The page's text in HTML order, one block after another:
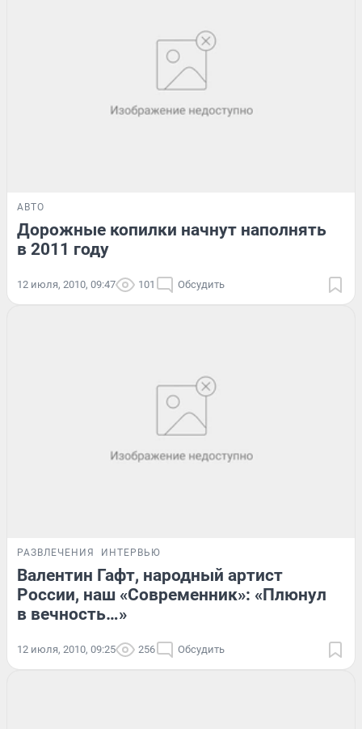
АВТО
Дорожные копилки начнут наполнять
в 2011 году
12 июля, 2010, 09:47 101 Обсудить
РАЗВЛЕЧЕНИЯ ИНТЕРВЬЮ
Валентин Гафт, народный артист
России, наш «Современник»: «Плюнул
в вечность…»
12 июля, 2010, 09:25 256 Обсудить